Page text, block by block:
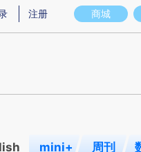
意图存在偏差。不代表财新观点和
商城
注册
mini+ 周刊